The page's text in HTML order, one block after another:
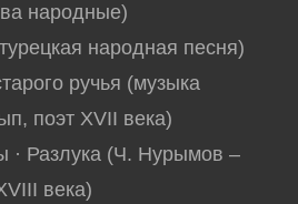
народные)
народная песня)
ручья (музыка
поэт XVII века)
· Разлука (Ч. Нурымов –
века)